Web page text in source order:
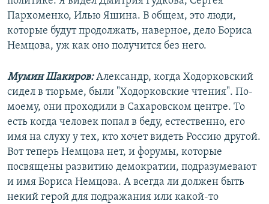
Пархоменко, Илью Яшина. В общем, это люди,
которые будут продолжать, наверное, дело Бориса
Немцова, уж как оно получится без него.
Мумин Шакиров:Александр, когда Ходорковский
сидел в тюрьме, были "Ходорковские чтения". По-
моему, они проходили в Сахаровском центре. То
есть когда человек попал в беду, естественно, его
имя на слуху у тех, кто хочет видеть Россию другой.
Вот теперь Немцова нет, и форумы, которые
посвящены развитию демократии, подразумевают
и имя Бориса Немцова. А всегда ли должен быть
некий герой для подражания или какой-то